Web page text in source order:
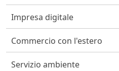
Impresa digitale
Commercio con l'estero
Servizio ambiente